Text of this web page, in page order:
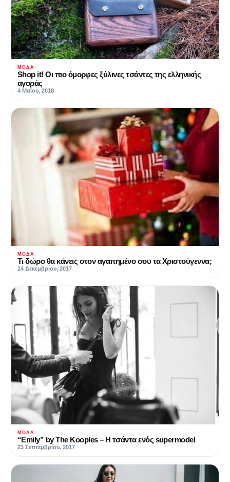
ΜΌΔΑ
Shop it! Οι πιο όμορφες ξύλινες τσάντες της ελληνικής
αγοράς
4 Μαΐου, 2018
ΜΌΔΑ
Τι δώρο θα κάνεις στον αγαπημένο σου τα Χριστούγεννα;
24 Δεκεμβρίου, 2017
ΜΌΔΑ
“Emily” by The Kooples – Η τσάντα ενός supermodel
23 Σεπτεμβρίου, 2017